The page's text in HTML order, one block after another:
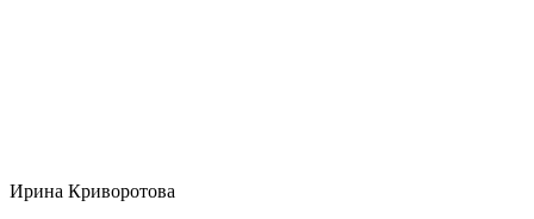
Ирина Криворотова